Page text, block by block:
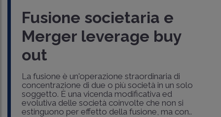
Fusione societaria e
Merger leverage buy
out
La fusione è un'operazione straordinaria di
concentrazione di due o più società in un solo
soggetto. È una vicenda modificativa ed
evolutiva delle società coinvolte che non si
estinguono per effetto della fusione, ma con..